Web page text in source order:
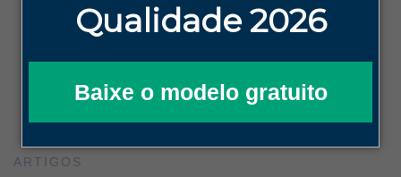
Qualidade 2026
Baixe o modelo gratuito
ARTIGOS